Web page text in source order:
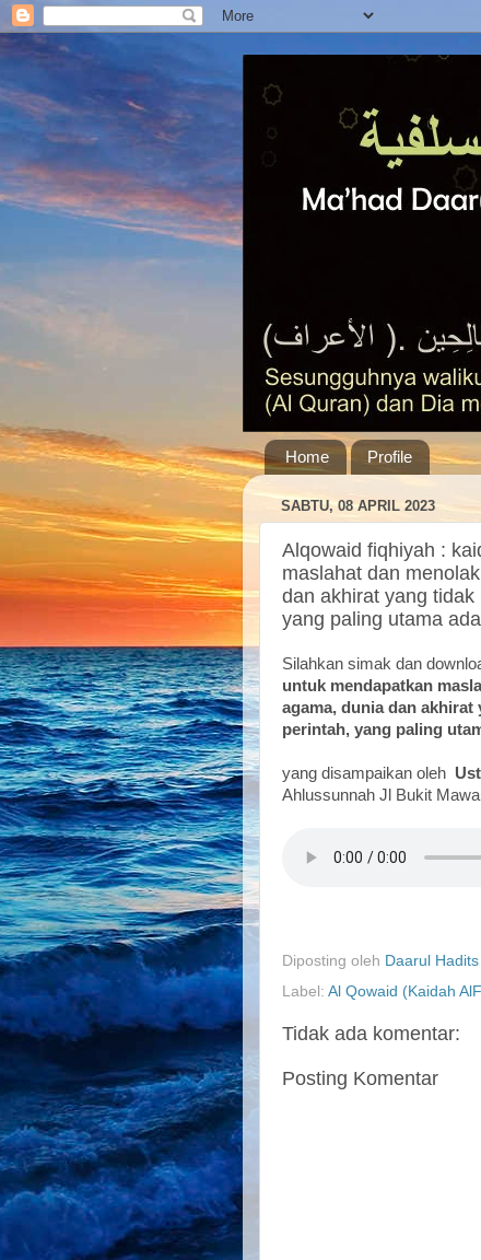
Home Profile
SABTU, 08 APRIL 2023
Alqowaid fiqhiyah :
maslahat dan
dan akhirat yang
yang paling utama
Silahkan simak dan
untuk mendapatkan
agama, dunia dan
perintah, yang paling
yang disampaikan oleh
Ahlussunnah Jl Bukit
Diposting oleh Daarul Hadits
Label: Al Qowaid (Kaidah
Tidak ada komentar:
Posting Komentar